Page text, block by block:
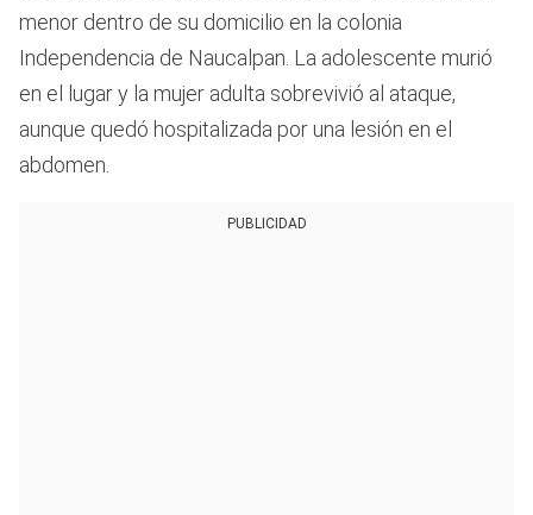
menor dentro de su domicilio en la colonia
Independencia de Naucalpan. La adolescente murió
en el lugar y la mujer adulta sobrevivió al ataque,
aunque quedó hospitalizada por una lesión en el
abdomen.
PUBLICIDAD